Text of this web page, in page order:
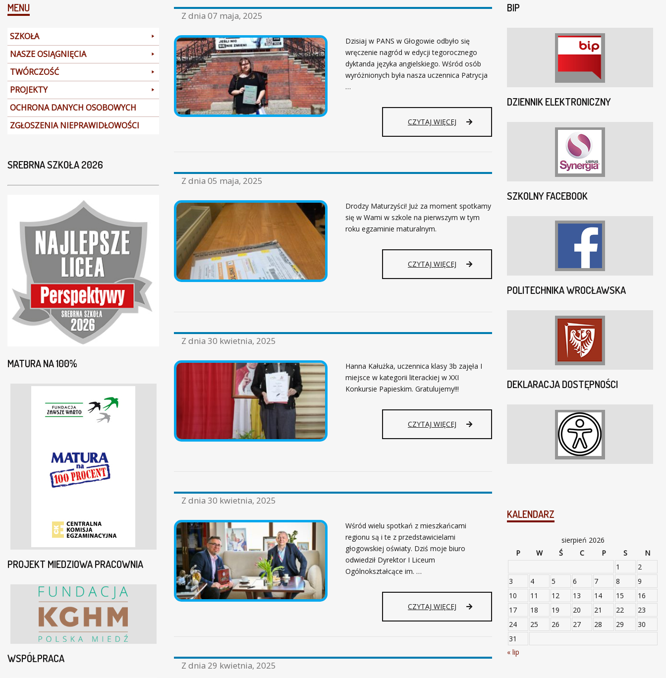
Z dnia 07 maja, 2025
Dzisiaj w PANS w Głogowie odbyło się
wręczenie nagród w edycji tegorocznego
dyktanda języka angielskiego. Wśród osób
wyróżnionych była nasza uczennica Patrycja
…
CZYTAJ WIĘCEJ
Z dnia 05 maja, 2025
Drodzy Maturzyści! Już za moment spotkamy
się w Wami w szkole na pierwszym w tym
roku egzaminie maturalnym.
CZYTAJ WIĘCEJ
Z dnia 30 kwietnia, 2025
Hanna Kałużka, uczennica klasy 3b zajęła I
miejsce w kategorii literackiej w XXI
Konkursie Papieskim. Gratulujemy!!!
CZYTAJ WIĘCEJ
Z dnia 30 kwietnia, 2025
Wśród wielu spotkań z mieszkańcami
regionu są i te z przedstawicielami
głogowskiej oświaty. Dziś moje biuro
odwiedził Dyrektor I Liceum
Ogólnokształcące im. …
CZYTAJ WIĘCEJ
Z dnia 29 kwietnia, 2025
MENU
SZKOŁA
NASZE OSIĄGNIĘCIA
TWÓRCZOŚĆ
PROJEKTY
OCHRONA DANYCH OSOBOWYCH
ZGŁOSZENIA NIEPRAWIDŁOWOŚCI
SREBRNA SZKOŁA 2026
MATURA NA 100%
PROJEKT MIEDZIOWA PRACOWNIA
WSPÓŁPRACA
BIP
DZIENNIK ELEKTRONICZNY
SZKOLNY FACEBOOK
POLITECHNIKA WROCŁAWSKA
DEKLARACJA DOSTĘPNOŚCI
KALENDARZ
sierpień 2026
P
W Ś C P S
N
1
2
3
4 5 6 7 8
9
10
11 12 13 14 15
16
17
18 19 20 21 22
23
24
25 26 27 28 29
30
31
« lip